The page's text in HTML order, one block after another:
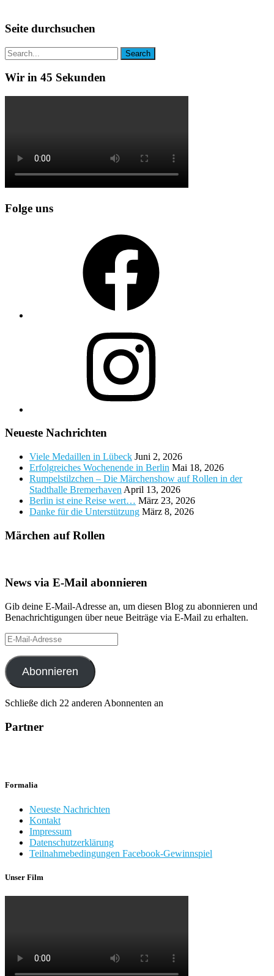
Seite durchsuchen
Wir in 45 Sekunden
Folge uns
Neueste Nachrichten
Viele Medaillen in Lübeck Juni 2, 2026
Erfolgreiches Wochenende in Berlin Mai 18, 2026
Rumpelstilzchen – Die Märchenshow auf Rollen in der
Stadthalle Bremerhaven April 13, 2026
Berlin ist eine Reise wert… März 23, 2026
Danke für die Unterstützung März 8, 2026
Märchen auf Rollen
News via E-Mail abonnieren
Gib deine E-Mail-Adresse an, um diesen Blog zu abonnieren und
Benachrichtigungen über neue Beiträge via E-Mail zu erhalten.
E-
Mail-
Adresse
Abonnieren
Schließe dich 22 anderen Abonnenten an
Partner
Formalia
Neueste Nachrichten
Kontakt
Impressum
Datenschutzerklärung
Teilnahmebedingungen Facebook-Gewinnspiel
Unser Film